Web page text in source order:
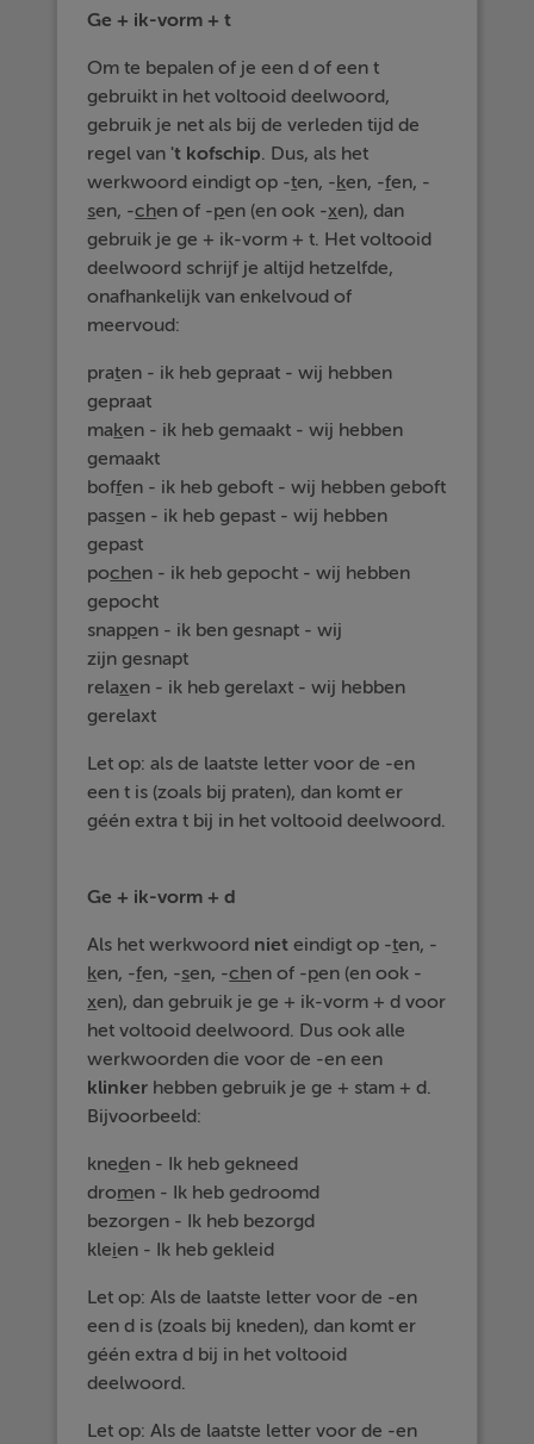
Ge + ik-vorm + t
Om te bepalen of je een d of een t
gebruikt in het voltooid deelwoord,
gebruik je net als bij de verleden tijd de
regel van 't kofschip. Dus, als het
werkwoord eindigt op -ten, -ken, -fen, -
sen, -chen of -pen (en ook -xen), dan
gebruik je ge + ik-vorm + t. Het voltooid
deelwoord schrijf je altijd hetzelfde,
onafhankelijk van enkelvoud of
meervoud:
praten - ik heb gepraat - wij hebben
gepraat
maken - ik heb gemaakt - wij hebben
gemaakt
boffen - ik heb geboft - wij hebben geboft
passen - ik heb gepast - wij hebben
gepast
pochen - ik heb gepocht - wij hebben
gepocht
snappen - ik ben gesnapt - wij
zijn gesnapt
relaxen - ik heb gerelaxt - wij hebben
gerelaxt
Let op: als de laatste letter voor de -en
een t is (zoals bij praten), dan komt er
géén extra t bij in het voltooid deelwoord.
Ge + ik-vorm + d
Als het werkwoord niet eindigt op -ten, -
ken, -fen, -sen, -chen of -pen (en ook -
xen), dan gebruik je ge + ik-vorm + d voor
het voltooid deelwoord. Dus ook alle
werkwoorden die voor de -en een
klinker hebben gebruik je ge + stam + d.
Bijvoorbeeld:
kneden - Ik heb gekneed
dromen - Ik heb gedroomd
bezorgen - Ik heb bezorgd
kleien - Ik heb gekleid
Let op: Als de laatste letter voor de -en
een d is (zoals bij kneden), dan komt er
géén extra d bij in het voltooid
deelwoord.
Let op: Als de laatste letter voor de -en